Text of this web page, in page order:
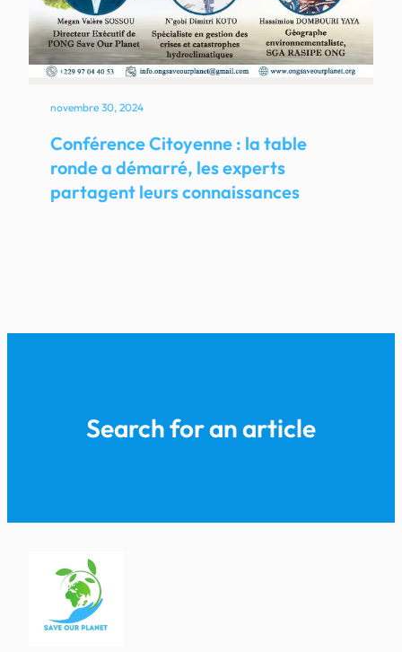
novembre 30, 2024
Conférence Citoyenne : la table
ronde a démarré, les experts
partagent leurs connaissances
Search for an article